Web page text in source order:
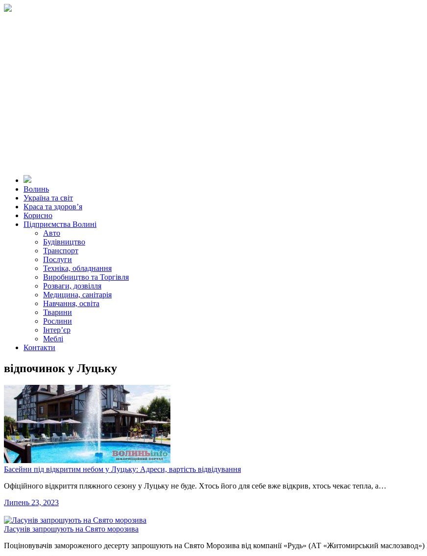
Волинь
Україна та світ
Краса та здоров’я
Корисно
Підприємства Волині
Авто
Будівництво
Транспорт
Послуги
Техніка, обладнання
Виробництво та Торгівля
Розваги, дозвілля
Медицина, санітарія
Навчання, освіта
Тварини
Рослини
Інтер’єр
Меблі
Контакти
відпочинок у Луцьку
Басейни під відкритим небом у Луцьку: Адреси, вартість відвідування
Офіційного відкриття пляжного сезону у Луцьку не буде. Хтось його для себе вже відкрив, хтось чекає тепла, а…
Липень 23, 2023
Ласунів запрошують на Свято морозива
Поціновувачів замороженого десерту запрошують на Свято Морозива від компанії «Рудь» (АТ «Житомирський